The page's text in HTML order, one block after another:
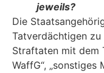
jeweils?
Die
Tatverdächtigen
Straftaten mit dem
WaffG“, „sonstiges